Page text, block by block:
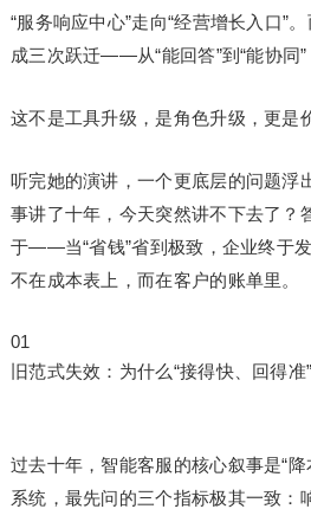
“服务响应中心”走向“经营增长入口”
成三次跃迁——从“能回答”到“能协同”
这不是工具升级，是角色升级，更是
听完她的演讲，一个更底层的问题浮
事讲了十年，今天突然讲不下去了？
于——当“省钱”省到极致，企业终于
不在成本表上，而在客户的账单里。
01
旧范式失效：为什么“接得快、回得准
过去十年，智能客服的核心叙事是“
系统，最先问的三个指标极其一致：